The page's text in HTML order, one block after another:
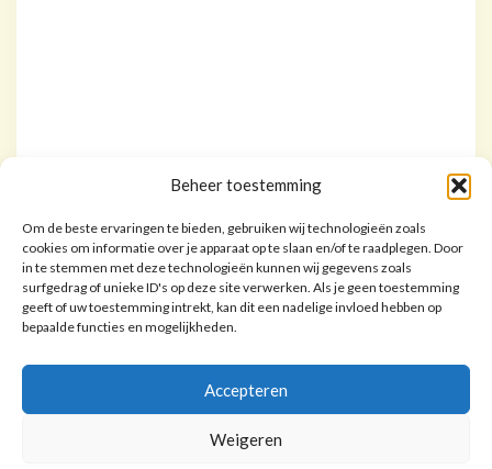
Beheer toestemming
Om de beste ervaringen te bieden, gebruiken wij technologieën zoals
cookies om informatie over je apparaat op te slaan en/of te raadplegen. Door
in te stemmen met deze technologieën kunnen wij gegevens zoals
surfgedrag of unieke ID's op deze site verwerken. Als je geen toestemming
geeft of uw toestemming intrekt, kan dit een nadelige invloed hebben op
bepaalde functies en mogelijkheden.
Accepteren
Weigeren
Copyright © 2020 Jummys